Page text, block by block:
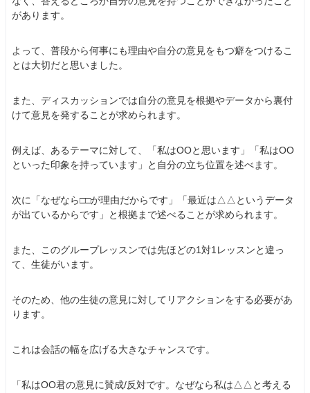
があります。
よって、普段から何事にも理由や自分の意見をもつ癖をつけるこ
とは大切だと思いました。
また、ディスカッションでは自分の意見を根拠やデータから裏付
けて意見を発することが求められます。
例えば、あるテーマに対して、「私はOOと思います」「私はOO
といった印象を持っています」と自分の立ち位置を述べます。
次に「なぜなら□□が理由だからです」「最近は△△というデータ
が出ているからです」と根拠まで述べることが求められます。
また、このグループレッスンでは先ほどの1対1レッスンと違っ
て、生徒がいます。
そのため、他の生徒の意見に対してリアクションをする必要があ
ります。
これは会話の幅を広げる大きなチャンスです。
「私はOO君の意見に賛成/反対です。なぜなら私は△△と考える